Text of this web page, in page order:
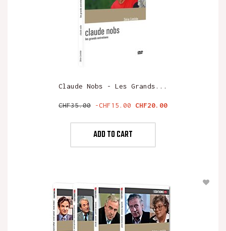
Claude Nobs - Les Grands...
Regular
CHF35.00 -CHF15.00 Price
CHF20.00
ADD TO CART